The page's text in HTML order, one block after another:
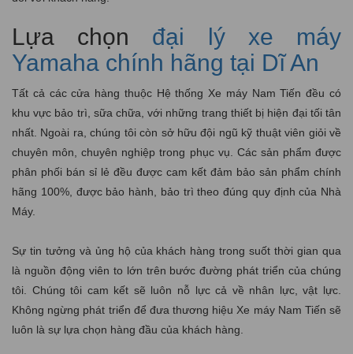
Lựa chọn đại lý xe máy
Yamaha chính hãng tại Dĩ An
Tất cả các cửa hàng thuộc Hệ thống Xe máy Nam Tiến đều có
khu vực bảo trì, sữa chữa, với những trang thiết bị hiện đại tối tân
nhất. Ngoài ra, chúng tôi còn sở hữu đội ngũ kỹ thuật viên giỏi về
chuyên môn, chuyên nghiệp trong phục vụ. Các sản phẩm được
phân phối bán sỉ lẻ đều được cam kết đảm bảo sản phẩm chính
hãng 100%, được bảo hành, bảo trì theo đúng quy định của Nhà
Máy.
Sự tin tưởng và ủng hộ của khách hàng trong suốt thời gian qua
là nguồn động viên to lớn trên bước đường phát triển của chúng
tôi. Chúng tôi cam kết sẽ luôn nỗ lực cả về nhân lực, vật lực.
Không ngừng phát triển để đưa thương hiệu Xe máy Nam Tiến sẽ
luôn là sự lựa chọn hàng đầu của khách hàng.